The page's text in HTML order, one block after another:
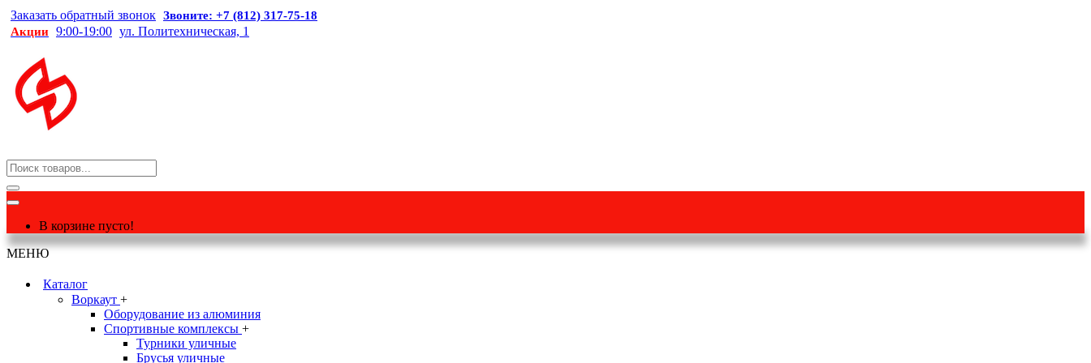
Заказать обратный звонок Звоните: +7 (812) 317-75-18
Акции 9:00-19:00 ул. Политехническая, 1
В корзине пусто!
МЕНЮ
Каталог
Воркаут +
Оборудование из алюминия
Спортивные комплексы +
Турники уличные
Брусья уличные